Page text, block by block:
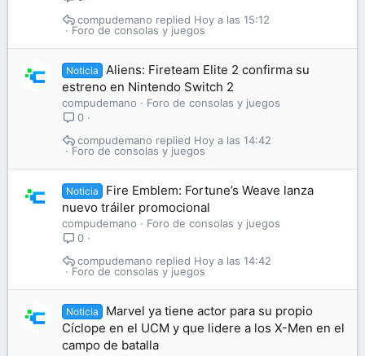
Foro de consolas y juegos
Hoy a las 15:12
compudemano
Noticia
Aliens: Fireteam Elite 2 confirma su
estreno en Nintendo Switch 2
compudemano
Foro de consolas y juegos
0
Foro de consolas y juegos
Hoy a las 14:42
compudemano
Noticia
Fire Emblem: Fortune’s Weave lanza
nuevo tráiler promocional
compudemano
Foro de consolas y juegos
0
Foro de consolas y juegos
Hoy a las 14:42
compudemano
Noticia
Marvel ya tiene actor para su propio
Cíclope en el UCM y que lidere a los X-Men en el
campo de batalla